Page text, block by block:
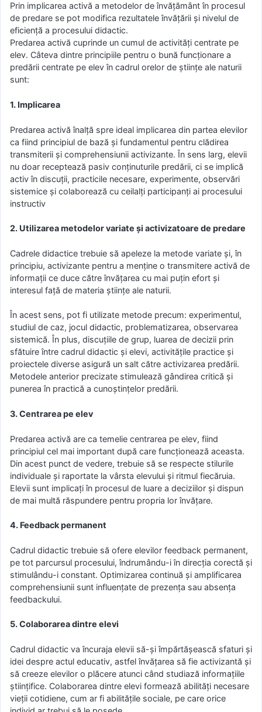
Prin implicarea activă a metodelor de învățământ în procesul
de predare se pot modifica rezultatele învățării și nivelul de
eficiență a procesului didactic.
Predarea activă cuprinde un cumul de activități centrate pe
elev. Câteva dintre principiile pentru o bună funcționare a
predării centrate pe elev în cadrul orelor de științe ale naturii
sunt:
1. Implicarea
Predarea activă înalță spre ideal implicarea din partea elevilor
ca fiind principiul de bază și fundamentul pentru clădirea
transmiterii și comprehensiunii activizante. În sens larg, elevii
nu doar receptează pasiv conținuturile predării, ci se implică
activ în discuții, practicile necesare, experimente, observări
sistemice și colaborează cu ceilalți participanți ai procesului
instructiv
2. Utilizarea metodelor variate și activizatoare de predare
Cadrele didactice trebuie să apeleze la metode variate și, în
principiu, activizante pentru a menține o transmitere activă de
informații ce duce către învățarea cu mai puțin efort și
interesul față de materia științe ale naturii.
În acest sens, pot fi utilizate metode precum: experimentul,
studiul de caz, jocul didactic, problematizarea, observarea
sistemică. În plus, discuțiile de grup, luarea de decizii prin
sfătuire între cadrul didactic și elevi, activitățile practice și
proiectele diverse asigură un salt către activizarea predării.
Metodele anterior precizate stimulează gândirea critică și
punerea în practică a cunoștințelor predării.
3. Centrarea pe elev
Predarea activă are ca temelie centrarea pe elev, fiind
principiul cel mai important după care funcționează aceasta.
Din acest punct de vedere, trebuie să se respecte stilurile
individuale și raportate la vârsta elevului și ritmul fiecăruia.
Elevii sunt implicați în procesul de luare a deciziilor și dispun
de mai multă răspundere pentru propria lor învățare.
4. Feedback permanent
Cadrul didactic trebuie să ofere elevilor feedback permanent,
pe tot parcursul procesului, îndrumându-i în direcția corectă și
stimulându-i constant. Optimizarea continuă și amplificarea
comprehensiunii sunt influențate de prezența sau absența
feedbackului.
5. Colaborarea dintre elevi
Cadrul didactic va încuraja elevii să-și împărtășească sfaturi și
idei despre actul educativ, astfel învățarea să fie activizantă și
să creeze elevilor o plăcere atunci când studiază informațiile
științifice. Colaborarea dintre elevi formează abilități necesare
vieții cotidiene, cum ar fi abilitățile sociale, pe care orice